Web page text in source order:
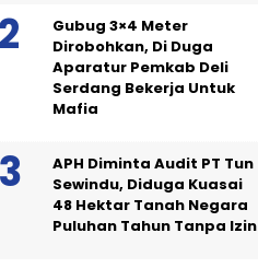
Gubug 3×4 Meter
Dirobohkan, Di Duga
Aparatur Pemkab Deli
Serdang Bekerja Untuk
Mafia
APH Diminta Audit PT Tun
Sewindu, Diduga Kuasai
48 Hektar Tanah Negara
Puluhan Tahun Tanpa Izin